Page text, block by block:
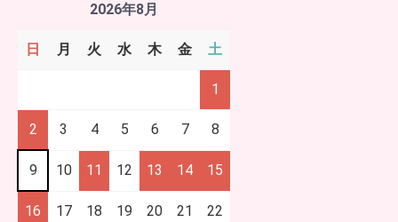
2026年8月
日 月 火 水 木 金 土
1
2 3 4 5 6 7 8
9 10 11 12 13 14 15
16 17 18 19 20 21 22